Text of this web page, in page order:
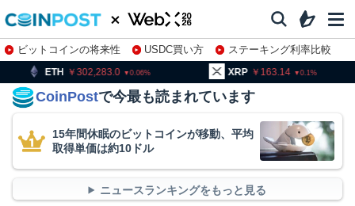
ビットコインの将来性 USDC買い方
ステーキング利率比較
株特集・関連銘柄
0.06 XRP 163.14 0.1
CoinPostで今最も読まれています
15年間休眠のビットコインが移動、平均
取得単価は約10ドル
ニュースランキングをもっと見る